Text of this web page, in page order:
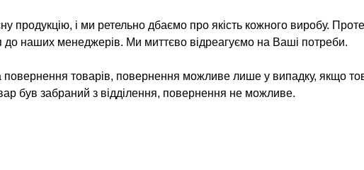
продукцію, і ми ретельно дбаємо про якість кожного виробу.
до наших менеджерів. Ми миттєво відреагуємо на Ваші потреби.
товарів, повернення можливе лише у випадку, якщо
був забраний з відділення, повернення не можливе.